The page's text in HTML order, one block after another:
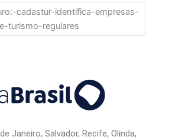
Janeiro, Salvador, Recife, Olinda,